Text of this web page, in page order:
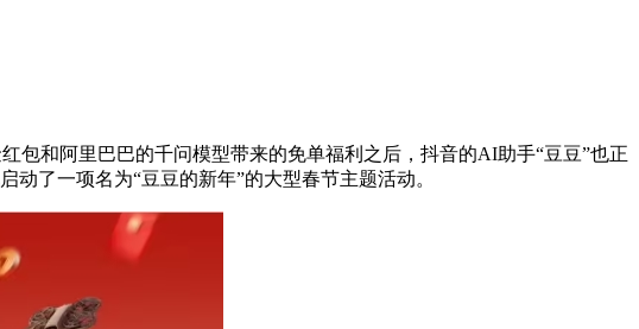
包和阿里巴巴的千问模型带来的免单福利之后，抖音的AI助手“豆豆”也正
了一项名为“豆豆的新年”的大型春节主题活动。